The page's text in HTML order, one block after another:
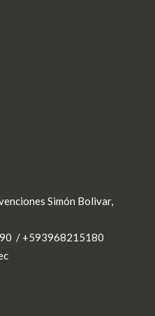
Simón Bolivar,
/ +593968215180